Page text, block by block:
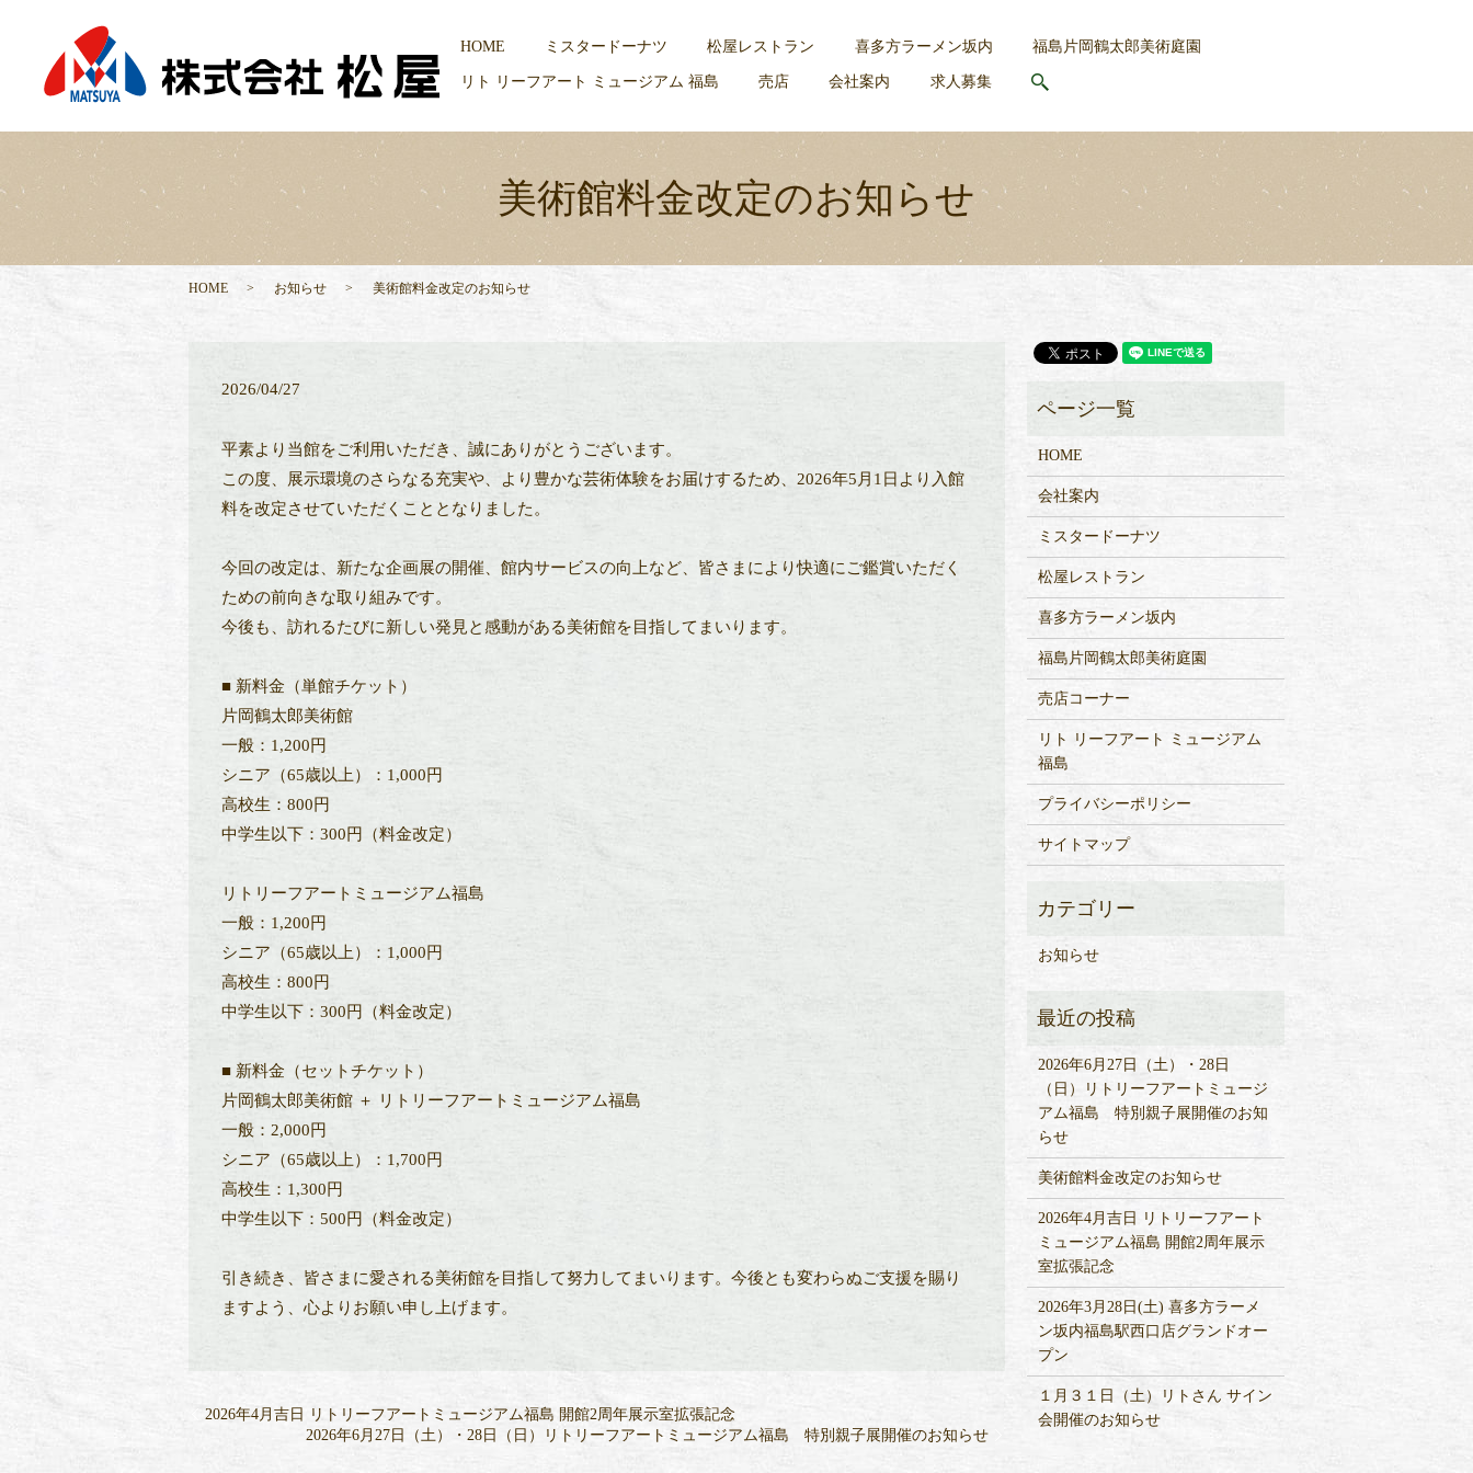
HOME ミスタードーナツ 松屋レストラン 喜多方ラーメン坂内 福島片岡鶴太郎美術庭園
リト リーフアート ミュージアム 福島 売店 会社案内 求人募集
美術館料金改定のお知らせ
HOME お知らせ 美術館料金改定のお知らせ
2026/04/27
平素より当館をご利用いただき、誠にありがとうございます。
この度、展示環境のさらなる充実や、より豊かな芸術体験をお届けするため、2026年5月1日より入館
料を改定させていただくこととなりました。
今回の改定は、新たな企画展の開催、館内サービスの向上など、皆さまにより快適にご鑑賞いただく
ための前向きな取り組みです。
今後も、訪れるたびに新しい発見と感動がある美術館を目指してまいります。
■ 新料金（単館チケット）
片岡鶴太郎美術館
一般：1,200円
シニア（65歳以上）：1,000円
高校生：800円
中学生以下：300円（料金改定）
リトリーフアートミュージアム福島
一般：1,200円
シニア（65歳以上）：1,000円
高校生：800円
中学生以下：300円（料金改定）
■ 新料金（セットチケット）
片岡鶴太郎美術館 ＋ リトリーフアートミュージアム福島
一般：2,000円
シニア（65歳以上）：1,700円
高校生：1,300円
中学生以下：500円（料金改定）
引き続き、皆さまに愛される美術館を目指して努力してまいります。今後とも変わらぬご支援を賜り
ますよう、心よりお願い申し上げます。
2026年4月吉日 リトリーフアートミュージアム福島 開館2周年展示室拡張記念
2026年6月27日（土）・28日（日）リトリーフアートミュージアム福島 特別親子展開催のお知らせ
HOME
会社案内
ミスタードーナツ
松屋レストラン
喜多方ラーメン坂内
福島片岡鶴太郎美術庭園
売店コーナー
リト リーフアート ミュージアム
福島
プライバシーポリシー
サイトマップ
お知らせ
2026年6月27日（土）・28日
（日）リトリーフアートミュージ
アム福島 特別親子展開催のお知
らせ
美術館料金改定のお知らせ
2026年4月吉日 リトリーフアート
ミュージアム福島 開館2周年展示
室拡張記念
2026年3月28日(土) 喜多方ラーメ
ン坂内福島駅西口店グランドオー
プン
１月３１日（土）リトさん サイン
会開催のお知らせ